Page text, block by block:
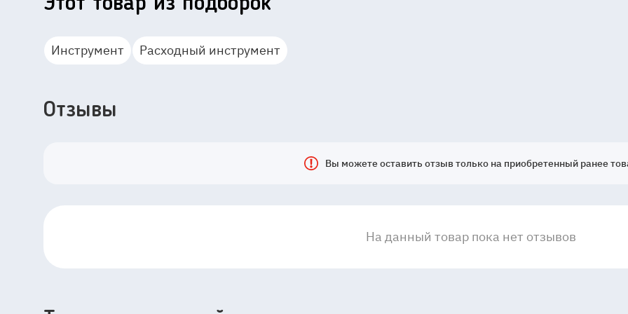
Инструмент Расходный инструмент
Отзывы
Вы можете оставить отзыв только на приобретенный ранее
На данный товар пока нет отзывов